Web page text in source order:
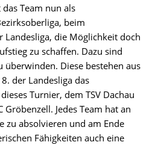
Team nun als
beim
Landesliga, die Möglichkeit doch
zu schaffen. Dazu sind
überwinden. Diese bestehen aus
der Landesliga das
Turnier, dem TSV Dachau
Jedes Team hat an
zu absolvieren und am Ende
Fähigkeiten auch eine